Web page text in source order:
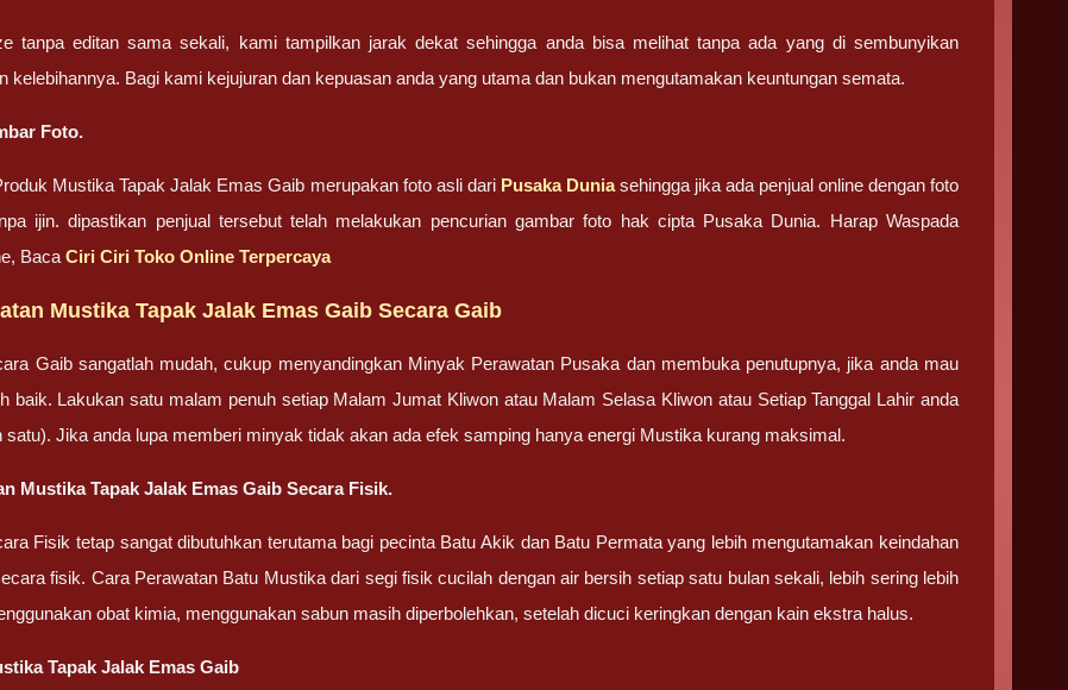
tanpa editan sama sekali, kami tampilkan jarak dekat sehingga anda bisa melihat tanpa ada yang di sembunyikan
kelebihannya. Bagi kami kejujuran dan kepuasan anda yang utama dan bukan mengutamakan keuntungan semata.
Foto.
Mustika Tapak Jalak Emas Gaib merupakan foto asli dari Pusaka Duniasehingga jika ada penjual online dengan foto
ijin. dipastikan penjual tersebut telah melakukan pencurian gambar foto hak cipta Pusaka Dunia. Harap Waspada
BacaCiri Ciri Toko Online Terpercaya
Mustika Tapak Jalak Emas Gaib Secara Gaib
Gaib sangatlah mudah, cukup menyandingkan Minyak Perawatan Pusaka dan membuka penutupnya, jika anda mau
baik. Lakukan satu malam penuh setiap Malam Jumat Kliwon atau Malam Selasa Kliwon atau Setiap Tanggal Lahir anda
satu). Jika anda lupa memberi minyak tidak akan ada efek samping hanya energi Mustika kurang maksimal.
Mustika Tapak Jalak Emas Gaib Secara Fisik.
Fisik tetap sangat dibutuhkan terutama bagi pecinta Batu Akik dan Batu Permata yang lebih mengutamakan keindahan
fisik. Cara Perawatan Batu Mustika dari segi fisik cucilah dengan air bersih setiap satu bulan sekali, lebih sering lebih
obat kimia, menggunakan sabun masih diperbolehkan, setelah dicuci keringkan dengan kain ekstra halus.
Tapak Jalak Emas Gaib